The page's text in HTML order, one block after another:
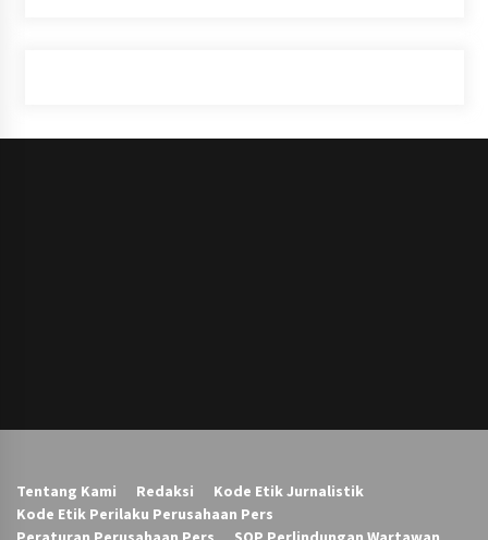
Tentang Kami Redaksi
Kode Etik Jurnalistik
Kode Etik Perilaku Perusahaan Pers